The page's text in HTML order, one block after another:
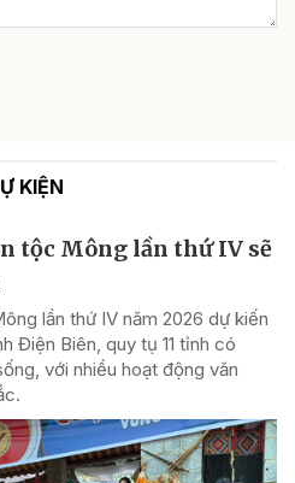
KIỆN
tộc Mông lần thứ IV sẽ
lần thứ IV năm 2026 dự kiến
Điện Biên, quy tụ 11 tỉnh có
với nhiều hoạt động văn